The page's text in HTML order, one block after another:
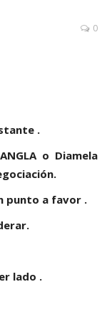
0
.
o Diamela
punto a favor .
lado .